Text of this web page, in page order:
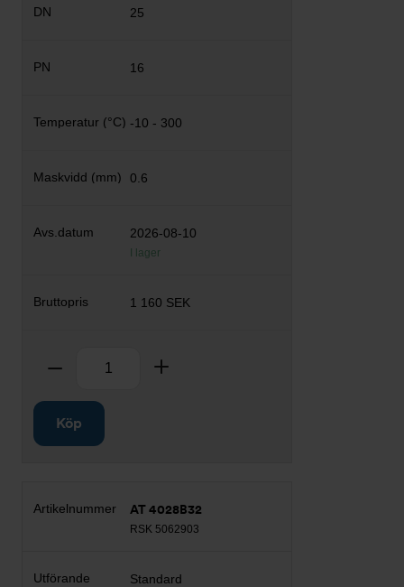
25
16
-10 - 300
0.6
2026-08-10
I lager
1 160 SEK
Ta bort
Köp
AT 4028B32
RSK 5062903
Standard